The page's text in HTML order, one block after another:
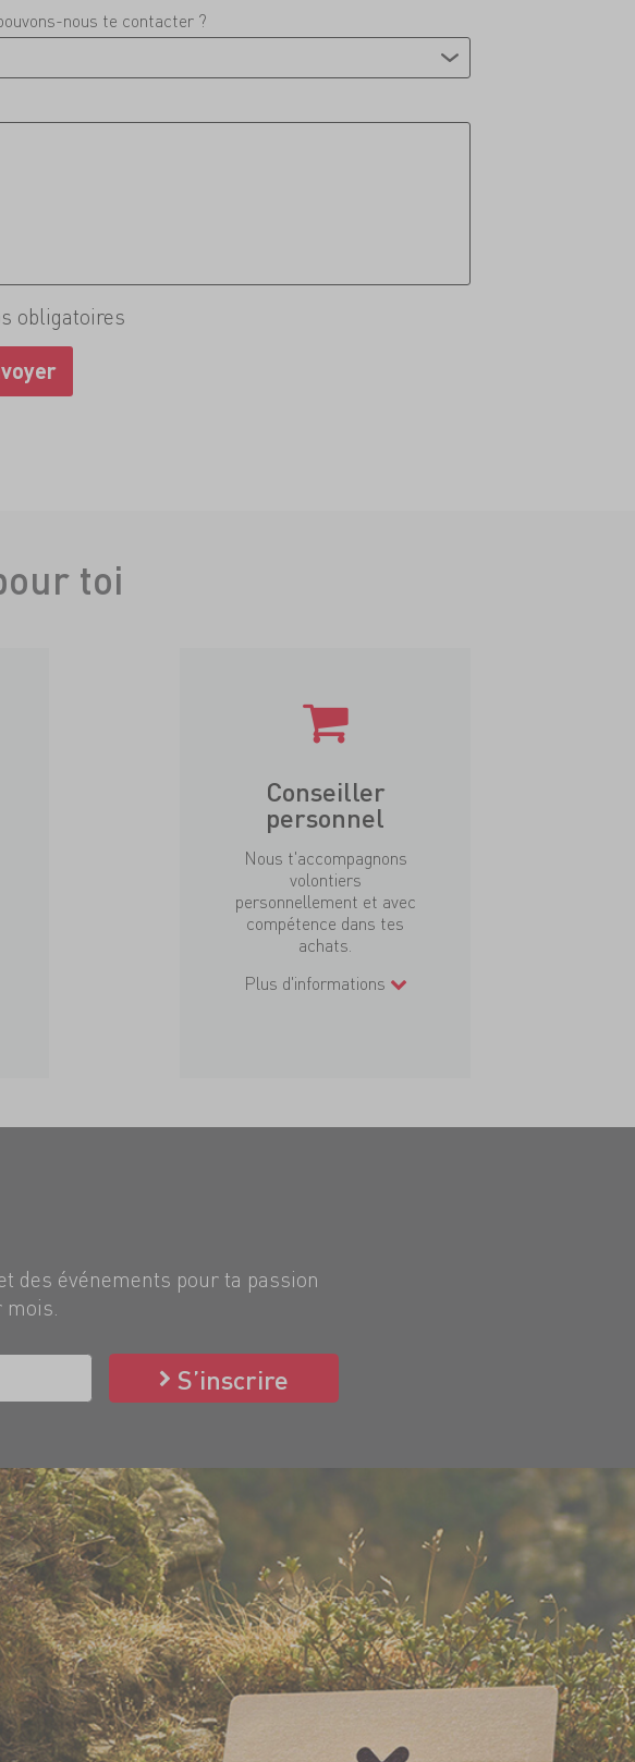
nous te contacter ?
obligatoires
toi
Conseiller
personnel
Nous t'accompagnons
volontiers
personnellement et avec
compétence dans tes
achats.
Plus d'informations
des événements pour ta passion
S’inscrire